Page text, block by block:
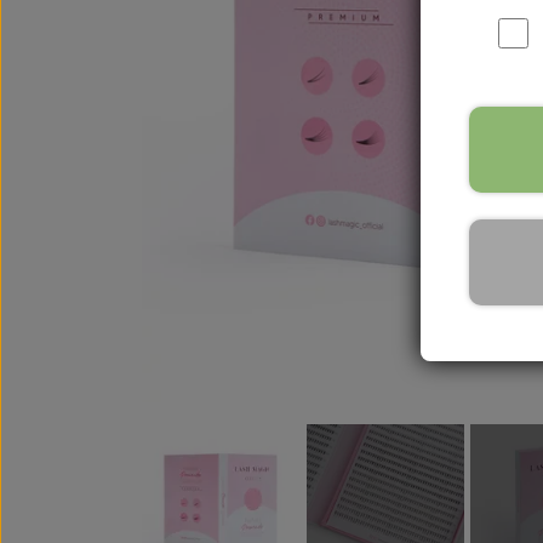
Pincetter
Waffle Pincetter
Lamper &
Cloud LED Lamper
Briks & tilbehør
Trænings Udstyr